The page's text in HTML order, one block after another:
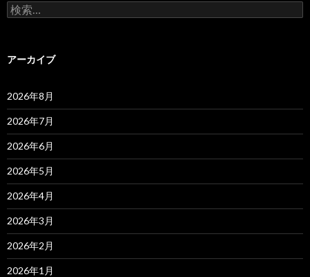
検
索:
アーカイブ
2026年8月
2026年7月
2026年6月
2026年5月
2026年4月
2026年3月
2026年2月
2026年1月